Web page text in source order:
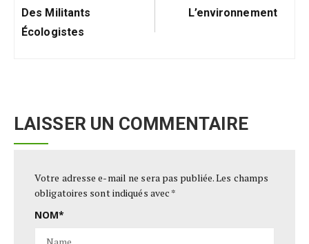
Des Militants
Écologistes
L’environnement
LAISSER UN COMMENTAIRE
Votre adresse e-mail ne sera pas publiée.Les champs
obligatoires sont indiqués avec *
NOM*